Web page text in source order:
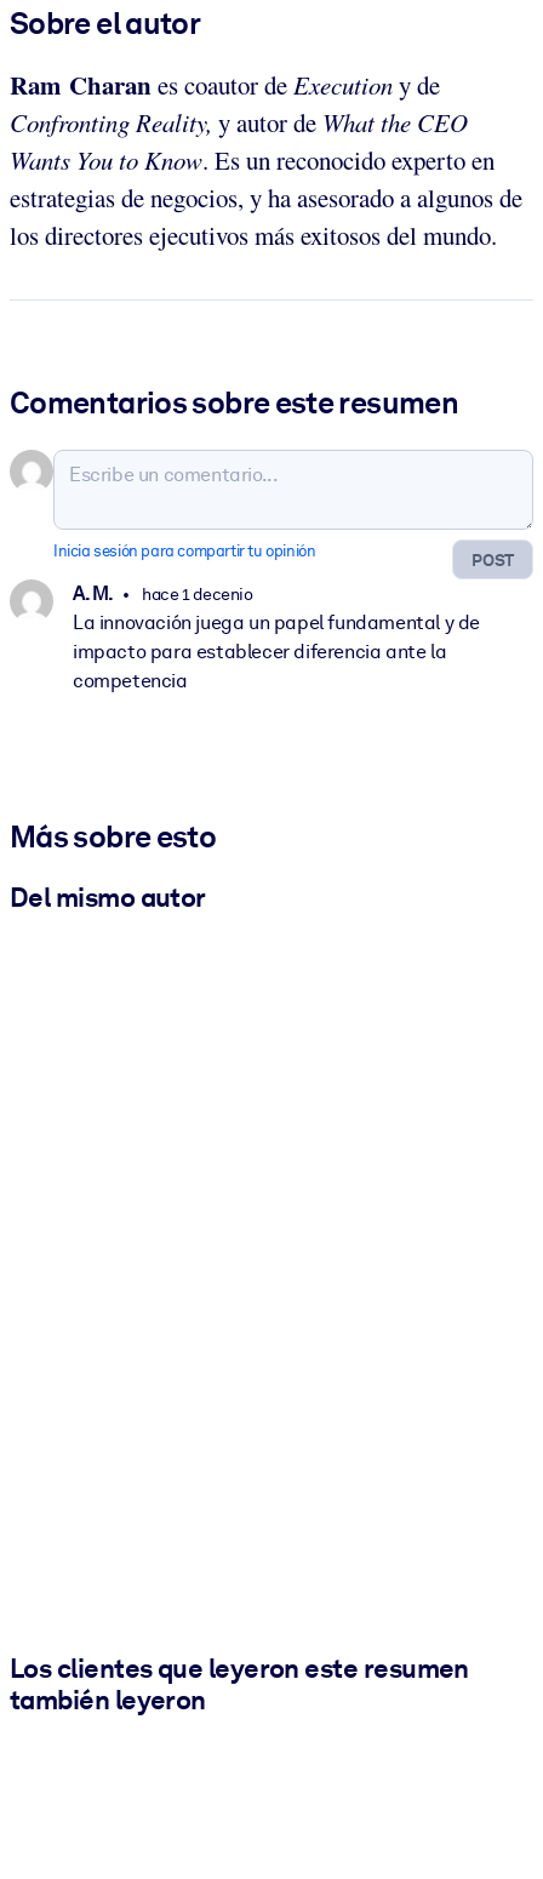
Sobre el autor
Ram Charanes coautor deExecutiony de
Confronting Reality, y autor de What the CEO
Wants You to Know. Es un reconocido experto en
estrategias de negocios, y ha asesorado a algunos de
los directores ejecutivos más exitosos del mundo.
Comentarios sobre este resumen
POST
Inicia sesión para compartir tu opinión
A. M. hace 1 decenio
La innovación juega un papel fundamental y de
impacto para establecer diferencia ante la
competencia
Más sobre esto
Del mismo autor
Los clientes que leyeron este resumen
también leyeron